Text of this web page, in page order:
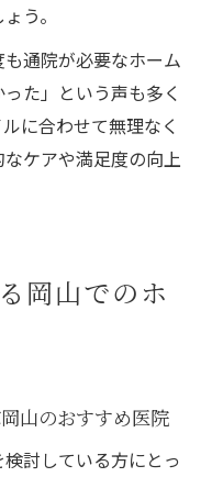
う。
通院が必要なホーム
た」という声も多く
に合わせて無理なく
ケアや満足度の向上
岡山でのホ
山のおすすめ医院
討している方にとっ